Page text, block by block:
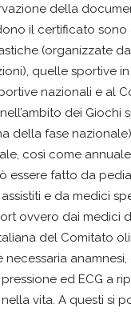
della
il certificato
(organizzate
quelle sportive
nazionali e al
dei Giochi
della fase
così come
essere fatto da
e da medici
ovvero dai medici
del Comitato
necessaria
ed ECG a
vita. A questi si